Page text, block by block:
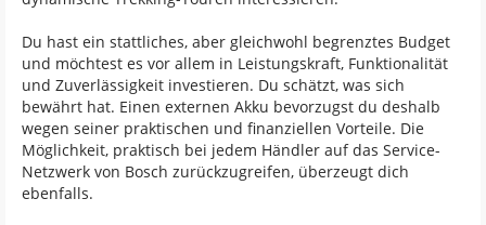
Du hast ein stattliches, aber gleichwohl begrenztes Budget
und möchtest es vor allem in Leistungskraft, Funktionalität
und Zuverlässigkeit investieren. Du schätzt, was sich
bewährt hat. Einen externen Akku bevorzugst du deshalb
wegen seiner praktischen und finanziellen Vorteile. Die
Möglichkeit, praktisch bei jedem Händler auf das Service-
Netzwerk von Bosch zurückzugreifen, überzeugt dich
ebenfalls.